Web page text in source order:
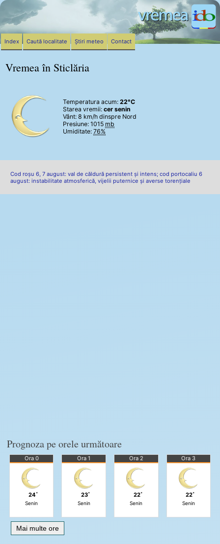
Vremea în Sticlăria
Temperatura acum: 22°C
Starea vremii: cer senin
Vânt: 8 km/h dinspre Nord
Presiune: 1015 mb
Umiditate: 76%
Cod roșu 6, 7 august: val de căldură persistent și intens; cod portocaliu 6
august: instabilitate atmosferică, vijelii puternice și averse torențiale
Prognoza pe orele următoare
Ora 0
24˚
Senin
Ora 1
23˚
Senin
Ora 2
22˚
Senin
Ora 3
22˚
Senin
Mai multe ore
Index Caută localitate Știri meteo Contact